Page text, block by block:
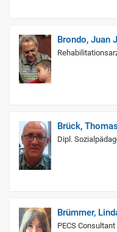
Brondo, Juan
Brück, Thomas
Dipl.
Brümmer,
PECS